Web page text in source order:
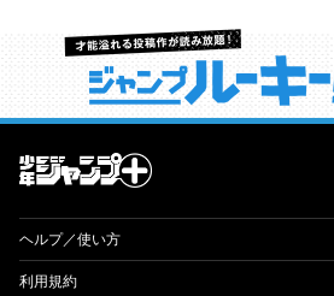
才能溢れる投稿作が読み放題！
ヘルプ／使い方
利用規約